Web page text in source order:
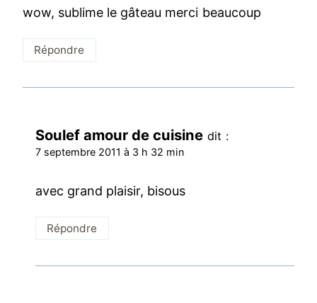
wow, sublime le gâteau merci beaucoup
Répondre
Soulef amour de cuisine dit :
7 septembre 2011 à 3 h 32 min
avec grand plaisir, bisous
Répondre